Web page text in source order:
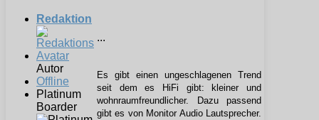
Redaktion
Autor
Offline
Platinum
Boarder
...
Es gibt einen ungeschlagenen Trend
seit dem es HiFi gibt: kleiner und
wohnraumfreundlicher. Dazu passend
gibt es von Monitor Audio Lautsprecher.